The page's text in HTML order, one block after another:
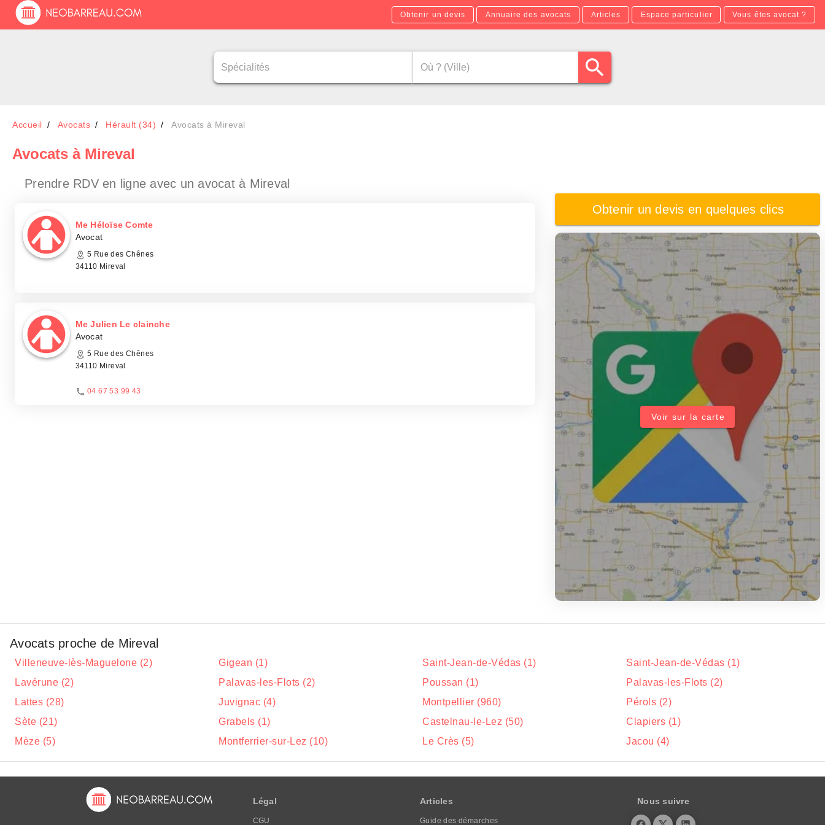
Obtenir un devis Annuaire des avocats Articles Espace particulier Vous êtes avocat ?
Accueil Avocats Hérault (34) Avocats à Mireval
Avocats à Mireval
Prendre RDV en ligne avec un avocat à Mireval
Me Héloïse Comte
Avocat
5 Rue des Chênes
34110 Mireval
Me Julien Le clainche
Avocat
5 Rue des Chênes
34110 Mireval
04 67 53 99 43
Obtenir un devis en quelques clics
Voir sur la carte
Avocats proche de Mireval
Villeneuve-lès-Maguelone (2) Gigean (1) Saint-Jean-de-Védas (1)
Saint-Jean-de-Védas (1)
Lavérune (2)
Palavas-les-Flots (2) Poussan (1)
Palavas-les-Flots (2)
Lattes (28)
Juvignac (4) Montpellier (960)
Pérols (2)
Sète (21)
Grabels (1) Castelnau-le-Lez (50)
Clapiers (1)
Mèze (5)
Montferrier-sur-Lez (10) Le Crès (5) Jacou (4)
Légal
CGU
Articles
Guide des démarches
Nous suivre